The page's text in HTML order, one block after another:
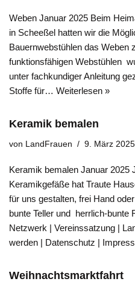
Weben Januar 2025 Beim
in Scheeßel hatten wir die
Bauernwebstühlen das Weben
funktionsfähigen Webstühlen
unter fachkundiger Anleitung
Stoffe für… Weiterlesen »
Keramik bemalen
von LandFrauen 9. März 2025
Keramik bemalen Januar 2025
Keramikgefäße hat Traute
für uns gestalten, frei Hand
bunte Teller und herrlich-bunte
Netzwerk | Vereinssatzung |
werden | Datenschutz |
Weihnachtsmarktfahrt